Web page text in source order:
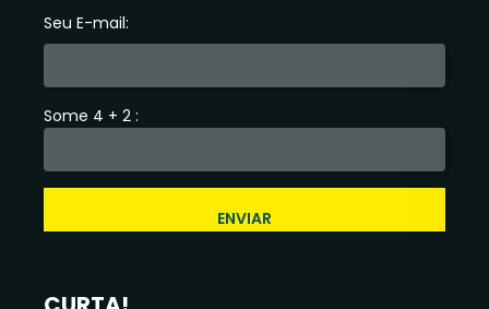
Seu E-mail:
Some 4 + 2 :
ENVIAR